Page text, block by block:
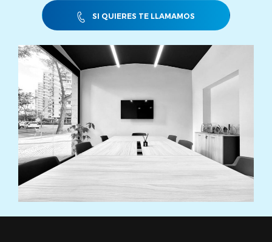
SI QUIERES TE LLAMAMOS